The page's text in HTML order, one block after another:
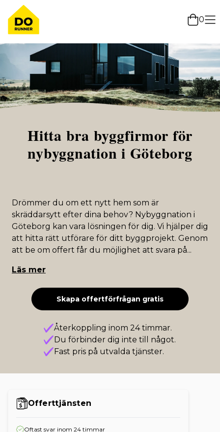
0
Hitta bra byggfirmor för
nybyggnation i Göteborg
Drömmer du om ett nytt hem som är
skräddarsytt efter dina behov? Nybyggnation i
Göteborg kan vara lösningen för dig. Vi hjälper dig
att hitta rätt utförare för ditt byggprojekt. Genom
att be om offert får du möjlighet att svara på...
Läs mer
Skapa offertförfrågan gratis
Återkoppling inom 24 timmar.
Du förbinder dig inte till något.
Fast pris på utvalda tjänster.
Offerttjänsten
Oftast svar inom 24 timmar